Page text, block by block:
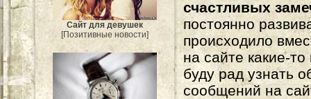
Сайт для девушек
[Позитивные новости]
счастливых
постоянно
происходило
на сайте какие-
буду рад узнать
сообщений на